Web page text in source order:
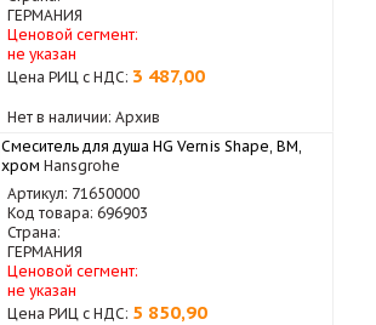
ГЕРМАНИЯ
Ценовой сегмент:
не указан
Цена РИЦ с НДС: 3 487,00
Нет в наличии: Архив
Смеситель для душа HG Vernis Shape, ВМ,
хром Hansgrohe
Артикул: 71650000
Код товара: 696903
Страна:
ГЕРМАНИЯ
Ценовой сегмент:
не указан
Цена РИЦ с НДС: 5 850,90